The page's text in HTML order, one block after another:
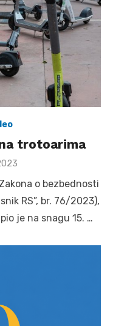
trotoarima
o bezbednosti
RS”, br. 76/2023),
je na snagu 15. …